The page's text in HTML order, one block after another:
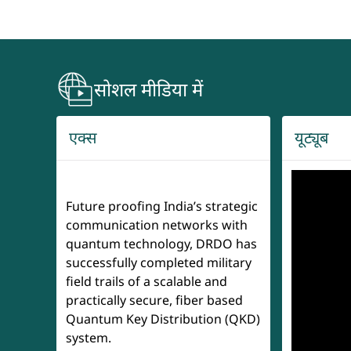
सोशल मीडिया में
एक्स
Future proofing India’s strategic
communication networks with
quantum technology, DRDO has
successfully completed military
field trails of a scalable and
practically secure, fiber based
Quantum Key Distribution (QKD)
system.
यूट्यूब